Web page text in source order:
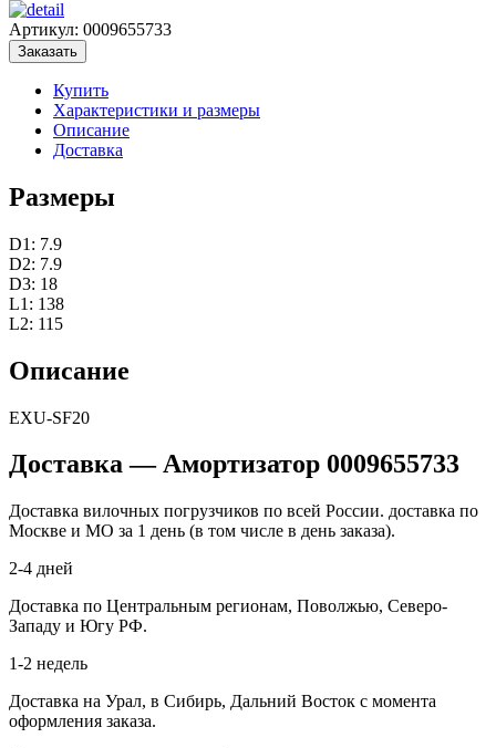
Артикул: 0009655733
Заказать
Купить
Характеристики и размеры
Описание
Доставка
Размеры
D1: 7.9
D2: 7.9
D3: 18
L1: 138
L2: 115
Описание
EXU-SF20
Доставка — Амортизатор 0009655733
Доставка вилочных погрузчиков по всей России. доставка по
Москве и МО за 1 день (в том числе в день заказа).
2-4 дней
Доставка по Центральным регионам, Поволжью, Северо-
Западу и Югу РФ.
1-2 недель
Доставка на Урал, в Сибирь, Дальний Восток с момента
оформления заказа.